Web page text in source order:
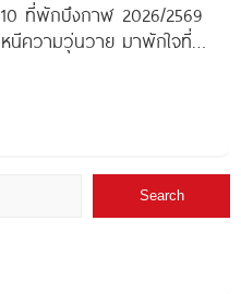
10 ที่พักบึงกาฬ 2026/2569
หนีความวุ่นวาย มาพักใจที่
Search